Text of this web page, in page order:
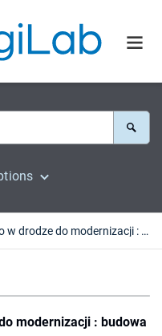
Miasta Poznańskiego w drodze do modernizacji : budowa nowoczesnej infrastruktury technicznej w okresie zaboru pruskiego
modernizacji : budowa